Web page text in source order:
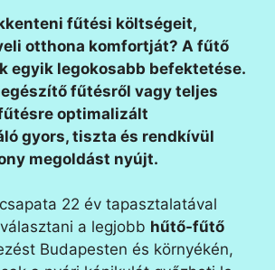
fűtési költségeit,
otthona komfortját? A fűtő
egyik legokosabb befektetése.
fűtésről vagy teljes
optimalizált
gyors, tiszta és rendkívül
megoldást nyújt.
22 év tapasztalatával
a legjobb hűtő-fűtő
Budapesten és környékén,